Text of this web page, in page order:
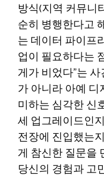
방식(지역 커뮤니
순히 병행한다고
는 데이터 파이프
업이 필요하다는
게가 비었다”는
가 아니라 아예
미하는 심각한 신
세 업그레이드인
전장에 진입했는
게 참신한 질문을
당신의 경험과 고